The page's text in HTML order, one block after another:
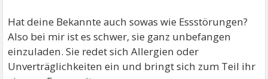
Hat deine Bekannte auch sowas wie Essstörungen?
Also bei mir ist es schwer, sie ganz unbefangen
einzuladen. Sie redet sich Allergien oder
Unverträglichkeiten ein und bringt sich zum Teil ihr